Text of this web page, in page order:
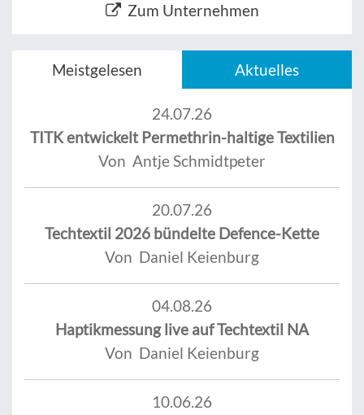
Zum Unternehmen
Meistgelesen Aktuelles
24.07.26
TITK entwickelt Permethrin-haltige Textilien
Von Antje Schmidtpeter
20.07.26
Techtextil 2026 bündelte Defence-Kette
Von Daniel Keienburg
04.08.26
Haptikmessung live auf Techtextil NA
Von Daniel Keienburg
10.06.26